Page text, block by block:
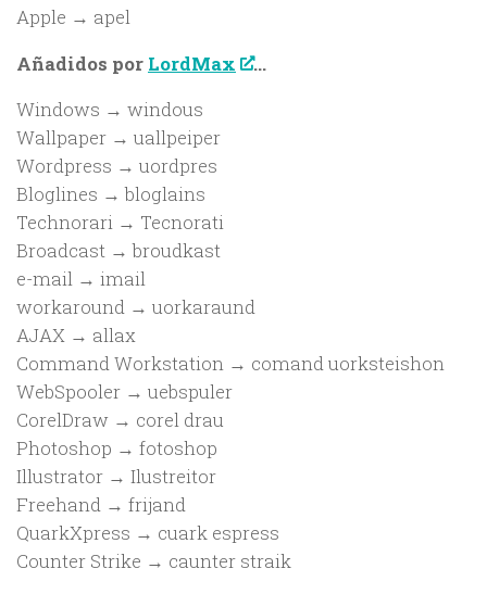
Apple → apel
Añadidos por LordMax
…
Windows → windous
Wallpaper → uallpeiper
Wordpress → uordpres
Bloglines → bloglains
Technorari → Tecnorati
Broadcast → broudkast
e-mail → imail
workaround → uorkaraund
AJAX → allax
Command Workstation → comand uorksteishon
WebSpooler → uebspuler
CorelDraw → corel drau
Photoshop → fotoshop
Illustrator → Ilustreitor
Freehand → frijand
QuarkXpress → cuark espress
Counter Strike → caunter straik